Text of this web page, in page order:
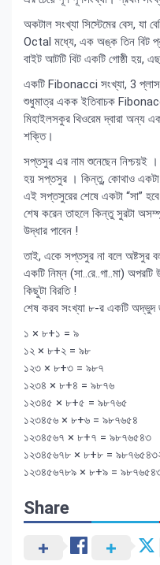
অকটাল সংখ্যা সিস্টেমের বেস, যা
Octal মধ্যে, এক অঙ্ক তিন বিট
বাইট আটটি বিট একটি গোষ্ঠী হয়,
একটি Fibonacci সংখ্যা, 3
শুধুমাত্র একক ইতিবাচক
মিহাইলসকুর থিওরেম দ্বারা অন্য
শক্তি।
সপ্তসুর এর নাম শুনেছেন নিশ্চয়ই ।
হয় সপ্তসুর । কিন্তু, কোথাও একটা
এই সপ্তসুরের শেষে একটা “সা”
শেষ করেন তাহলে কিন্তু সুরটা
উদ্ধার পাবেন !
তাই, একে সপ্তসুর না বলে অষ্টসুর
একটি নিম্ন (সা..রে..গা..মা) অপরটি
কিছুটা বিরতি !
শেষ করব সংখ্যা ৮-র একটি অদ্ভুদ
১ × ৮+১ = ৯
১২ × ৮+২ = ৯৮
১২৩ × ৮+৩ = ৯৮৭
১২৩৪ × ৮+৪ = ৯৮৭৬
১২৩৪৫ × ৮+৫ = ৯৮৭৬৫
১২৩৪৫৬ × ৮+৬ = ৯৮৭৬৫৪
১২৩৪৫৬৭ × ৮+৭ = ৯৮৭৬৫৪৩
১২৩৪৫৬৭৮ × ৮+৮ =
১২৩৪৫৬৭৮৯ × ৮+৯ =
Share